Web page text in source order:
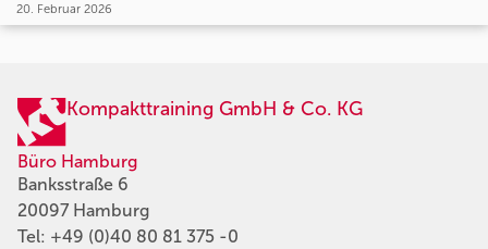
20. Februar 2026
Kompakttraining GmbH & Co. KG
Büro Hamburg
Banksstraße 6
20097 Hamburg
Tel: +49 (0)40 80 81 375 -0